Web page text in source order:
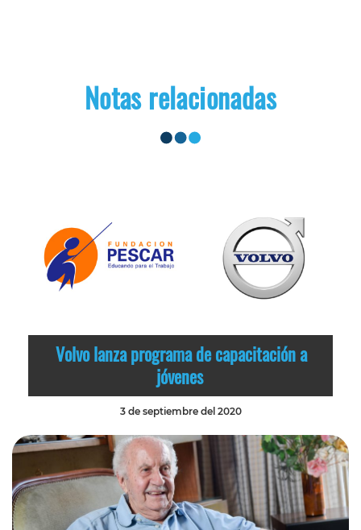
Notas relacionadas
Volvo lanza programa de capacitación a
jóvenes
3 de septiembre del 2020